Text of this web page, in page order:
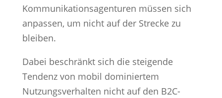
Kommunikationsagenturen müssen sich
anpassen, um nicht auf der Strecke zu
bleiben.
Dabei beschränkt sich die steigende
Tendenz von mobil dominiertem
Nutzungsverhalten nicht auf den B2C-